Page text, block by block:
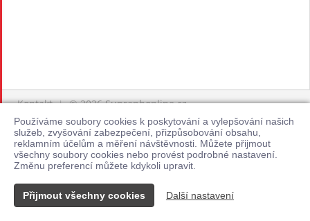
Používáme soubory cookies k poskytování a vylepšování našich
služeb, zvyšování zabezpečení, přizpůsobování obsahu,
reklamním účelům a měření návštěvnosti. Můžete přijmout
všechny soubory cookies nebo provést podrobné nastavení.
Změnu preferencí můžete kdykoli upravit.
Přijmout všechny cookies Další nastavení
Kontakt | © 2026 Supraphonline.cz